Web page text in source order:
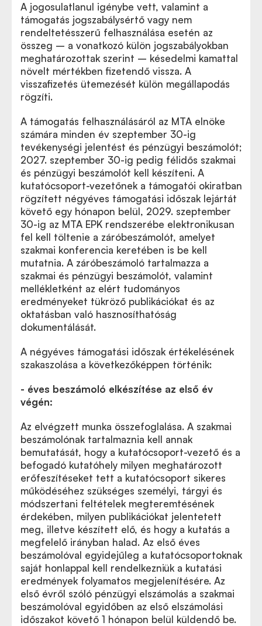
A jogosulatlanul igénybe vett, valamint a
támogatás jogszabálysértő vagy nem
rendeltetésszerű felhasználása esetén az
összeg – a vonatkozó külön jogszabályokban
meghatározottak szerint – késedelmi kamattal
növelt mértékben fizetendő vissza. A
visszafizetés ütemezését külön megállapodás
rögzíti.
A támogatás felhasználásáról az MTA elnöke
számára minden év szeptember 30-ig
tevékenységi jelentést és pénzügyi beszámolót;
2027. szeptember 30-ig pedig félidős szakmai
és pénzügyi beszámolót kell készíteni. A
kutatócsoport-vezetőnek a támogatói okiratban
rögzített négyéves támogatási időszak lejártát
követő egy hónapon belül, 2029. szeptember
30-ig az MTA EPK rendszerébe elektronikusan
fel kell töltenie a záróbeszámolót, amelyet
szakmai konferencia keretében is be kell
mutatnia. A záróbeszámoló tartalmazza a
szakmai és pénzügyi beszámolót, valamint
mellékletként az elért tudományos
eredményeket tükröző publikációkat és az
oktatásban való hasznosíthatóság
dokumentálását.
A négyéves támogatási időszak értékelésének
szakaszolása a következőképpen történik:
- éves beszámoló elkészítése az első év
végén:
Az elvégzett munka összefoglalása. A szakmai
beszámolónak tartalmaznia kell annak
bemutatását, hogy a kutatócsoport-vezető és a
befogadó kutatóhely milyen meghatározott
erőfeszítéseket tett a kutatócsoport sikeres
működéséhez szükséges személyi, tárgyi és
módszertani feltételek megteremtésének
érdekében, milyen publikációkat jelentetett
meg, illetve készített elő, és hogy a kutatás a
megfelelő irányban halad. Az első éves
beszámolóval egyidejűleg a kutatócsoportoknak
saját honlappal kell rendelkezniük a kutatási
eredmények folyamatos megjelenítésére. Az
első évről szóló pénzügyi elszámolás a szakmai
beszámolóval egyidőben az első elszámolási
időszakot követő 1 hónapon belül küldendő be.